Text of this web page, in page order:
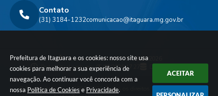
Prefeitura de Itaguara e os cookies: nosso site usa
cookies para melhorar a sua experiência de
navegação. Ao continuar você concorda com a
nossa Política de Cookies e Privacidade.
ACEITAR
Contato
(31) 3184-1232comunicacao@itaguara.mg.gov.br
Versão do Sistema:3.5.3 - 19/06/2026
Portal atualizado em:05/08/2026 17:27 Dados Abertos
© Copyright Instar - 2006-2026. Todos os direitos